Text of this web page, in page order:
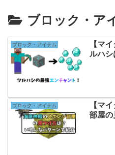
ブロック・ア
ブロック・アイテム
【マ
ルハシ
ブロック・アイテム
【マ
部屋の